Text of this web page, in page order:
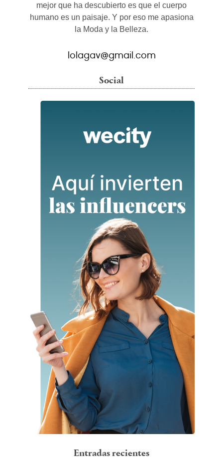
mejor que ha descubierto es que el cuerpo
humano es un paisaje. Y por eso me apasiona
la Moda y la Belleza.
lolagav@gmail.com
Social
Entradas recientes